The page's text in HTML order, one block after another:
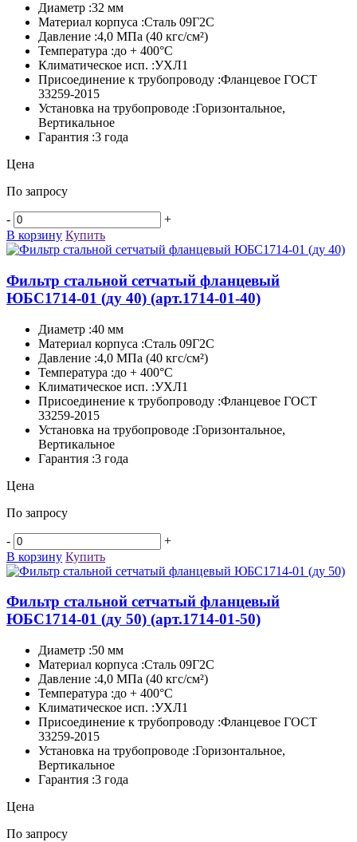
Диаметр :32 мм
Материал корпуса :Сталь 09Г2С
Давление :4,0 МПа (40 кгс/см²)
Температура :до + 400°C
Климатическое исп. :УХЛ1
Присоединение к трубопроводу :Фланцевое ГОСТ
33259-2015
Установка на трубопроводе :Горизонтальное,
Вертикальное
Гарантия :3 года
Цена
По запросу
-
+
В корзину Купить
Фильтр стальной сетчатый фланцевый
ЮБС1714-­01 (ду 40) (арт.1714-01-40)
Диаметр :40 мм
Материал корпуса :Сталь 09Г2С
Давление :4,0 МПа (40 кгс/см²)
Температура :до + 400°C
Климатическое исп. :УХЛ1
Присоединение к трубопроводу :Фланцевое ГОСТ
33259-2015
Установка на трубопроводе :Горизонтальное,
Вертикальное
Гарантия :3 года
Цена
По запросу
-
+
В корзину Купить
Фильтр стальной сетчатый фланцевый
ЮБС1714-­01 (ду 50) (арт.1714-01-50)
Диаметр :50 мм
Материал корпуса :Сталь 09Г2С
Давление :4,0 МПа (40 кгс/см²)
Температура :до + 400°C
Климатическое исп. :УХЛ1
Присоединение к трубопроводу :Фланцевое ГОСТ
33259-2015
Установка на трубопроводе :Горизонтальное,
Вертикальное
Гарантия :3 года
Цена
По запросу